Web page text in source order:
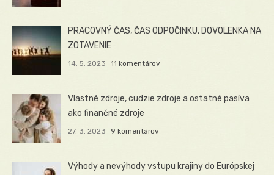
PRACOVNÝ ČAS, ČAS ODPOČINKU, DOVOLENKA NA
ZOTAVENIE
14. 5. 2023 11 komentárov
Vlastné zdroje, cudzie zdroje a ostatné pasíva
ako finančné zdroje
27. 3. 2023 9 komentárov
Výhody a nevýhody vstupu krajiny do Európskej